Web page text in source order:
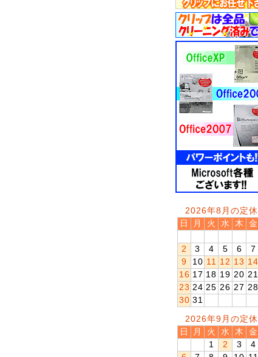
2026年8月の定休
日
月 火 水 木 金
2
3 4 5 6 7
9
10 11 12 13 14
16 17 18 19 20 21
23 24 25 26 27 28
30 31
2026年9月の定休
日
月 火 水 木 金
1
2 3 4